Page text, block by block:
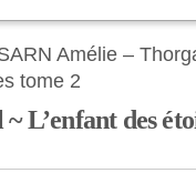
Amélie –
tome 2
L’enfant des